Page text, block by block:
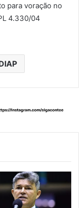
para voração no
4.330/04